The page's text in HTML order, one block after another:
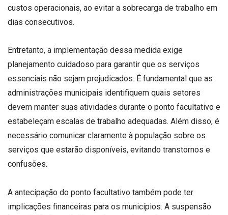
custos operacionais, ao evitar a sobrecarga de trabalho em
dias consecutivos.
Entretanto, a implementação dessa medida exige
planejamento cuidadoso para garantir que os serviços
essenciais não sejam prejudicados. É fundamental que as
administrações municipais identifiquem quais setores
devem manter suas atividades durante o ponto facultativo e
estabeleçam escalas de trabalho adequadas. Além disso, é
necessário comunicar claramente à população sobre os
serviços que estarão disponíveis, evitando transtornos e
confusões.
A antecipação do ponto facultativo também pode ter
implicações financeiras para os municípios. A suspensão